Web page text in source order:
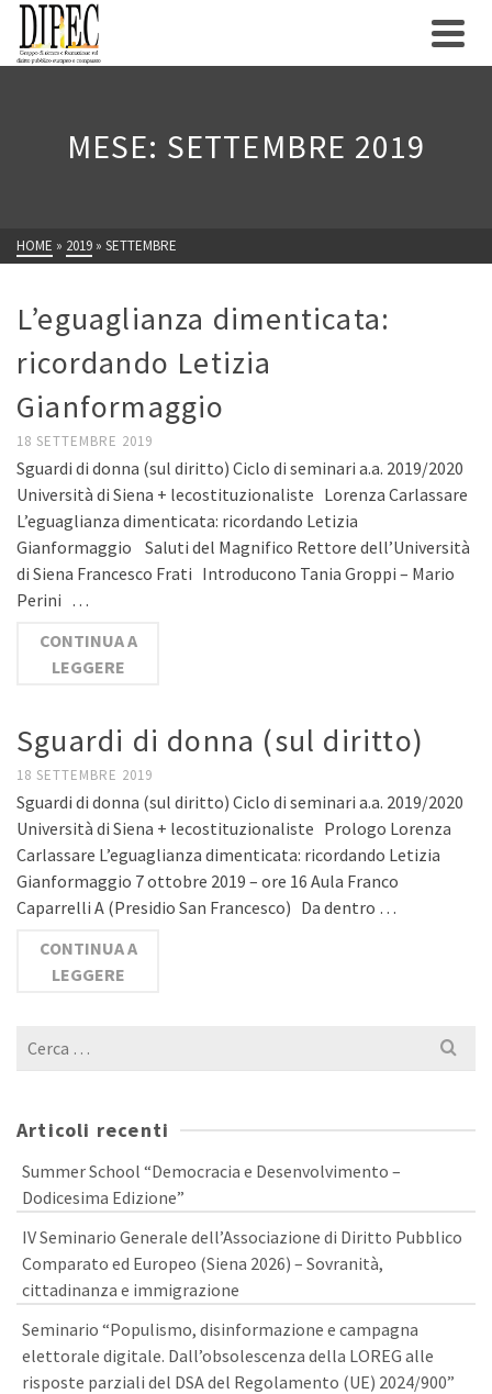
MESE: SETTEMBRE 2019
HOME » 2019 » SETTEMBRE
L’eguaglianza dimenticata:
ricordando Letizia
Gianformaggio
18 SETTEMBRE 2019
Sguardi di donna (sul diritto) Ciclo di seminari a.a. 2019/2020
Università di Siena + lecostituzionaliste Lorenza Carlassare
L’eguaglianza dimenticata: ricordando Letizia
Gianformaggio Saluti del Magnifico Rettore dell’Università
di Siena Francesco Frati Introducono Tania Groppi – Mario
Perini …
CONTINUA A
LEGGERE
Sguardi di donna (sul diritto)
18 SETTEMBRE 2019
Sguardi di donna (sul diritto) Ciclo di seminari a.a. 2019/2020
Università di Siena + lecostituzionaliste Prologo Lorenza
Carlassare L’eguaglianza dimenticata: ricordando Letizia
Gianformaggio 7 ottobre 2019 – ore 16 Aula Franco
Caparrelli A (Presidio San Francesco) Da dentro …
CONTINUA A
LEGGERE
Cerca
Articoli recenti
Summer School “Democracia e Desenvolvimento –
Dodicesima Edizione”
IV Seminario Generale dell’Associazione di Diritto Pubblico
Comparato ed Europeo (Siena 2026) – Sovranità,
cittadinanza e immigrazione
Seminario “Populismo, disinformazione e campagna
elettorale digitale. Dall’obsolescenza della LOREG alle
risposte parziali del DSA del Regolamento (UE) 2024/900”